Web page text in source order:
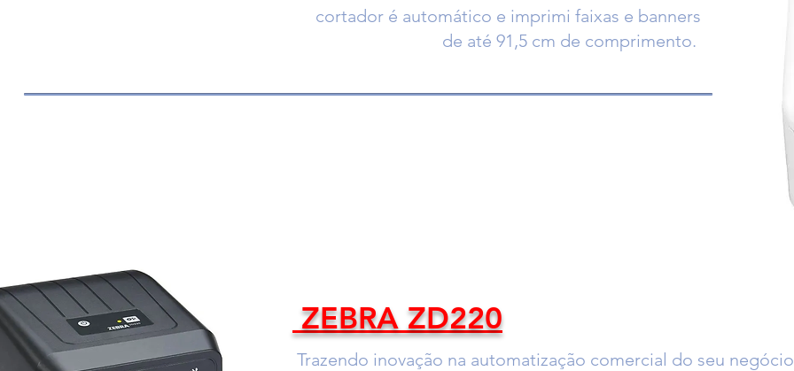
cortador é automático e imprimi faixas e banners
de até 91,5 cm de comprimento.
ZEBRA ZD220
Trazendo inovação na automatização comercial do seu